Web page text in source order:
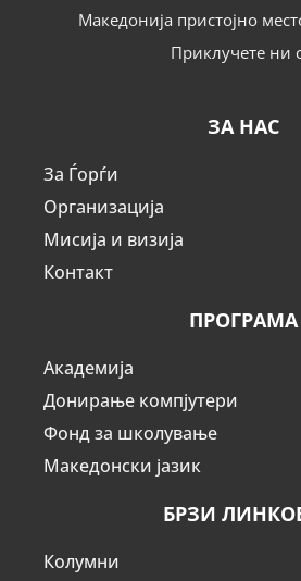
Македонија пристојно
Приклучете ни
ЗА НАС
За Ѓорѓи
Организација
Мисија и визија
Контакт
ПРОГРАМА
Академија
Донирање компјутери
Фонд за школување
Македонски јазик
БРЗИ
Колумни